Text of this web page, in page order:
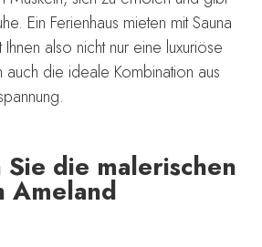
Ein Ferienhaus mieten mit Sauna
also nicht nur eine luxuriöse
auch die ideale Kombination aus
die malerischen
Ameland